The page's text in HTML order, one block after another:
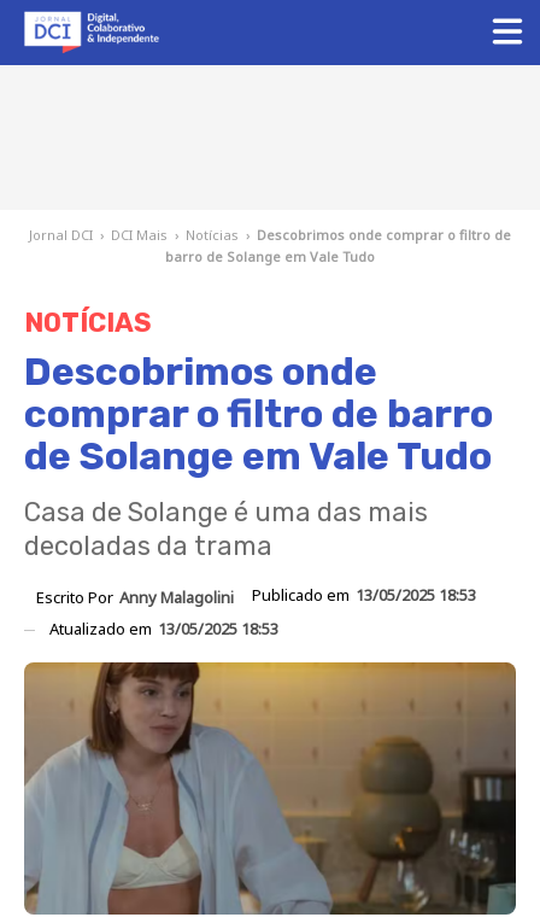
Jornal DCI › DCI Mais › Notícias › Descobrimos onde comprar o filtro de
barro de Solange em Vale Tudo
NOTÍCIAS
Descobrimos onde
comprar o filtro de barro
de Solange em Vale Tudo
Casa de Solange é uma das mais
decoladas da trama
Escrito Por Anny Malagolini Publicado em 13/05/2025 18:53
Atualizado em 13/05/2025 18:53